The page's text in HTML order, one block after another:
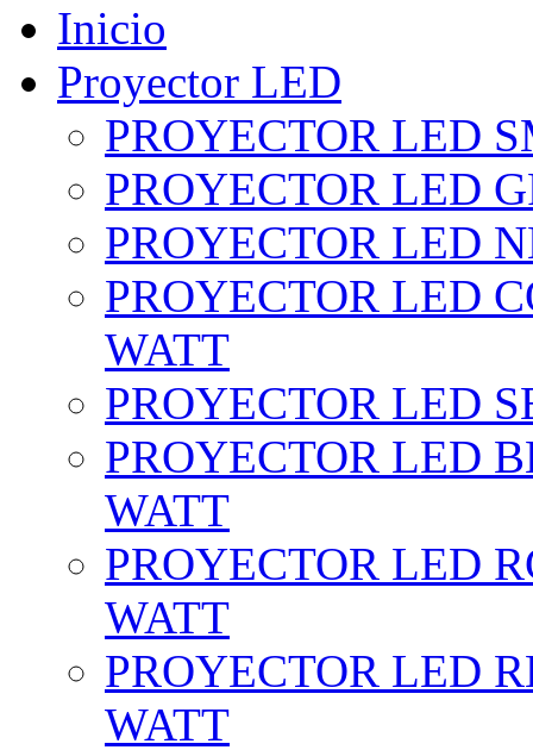
Inicio
Proyector LED
PROYECTOR LED
PROYECTOR LED
PROYECTOR LED
PROYECTOR LED
WATT
PROYECTOR LED
PROYECTOR LED
WATT
PROYECTOR LED
WATT
PROYECTOR LED
WATT